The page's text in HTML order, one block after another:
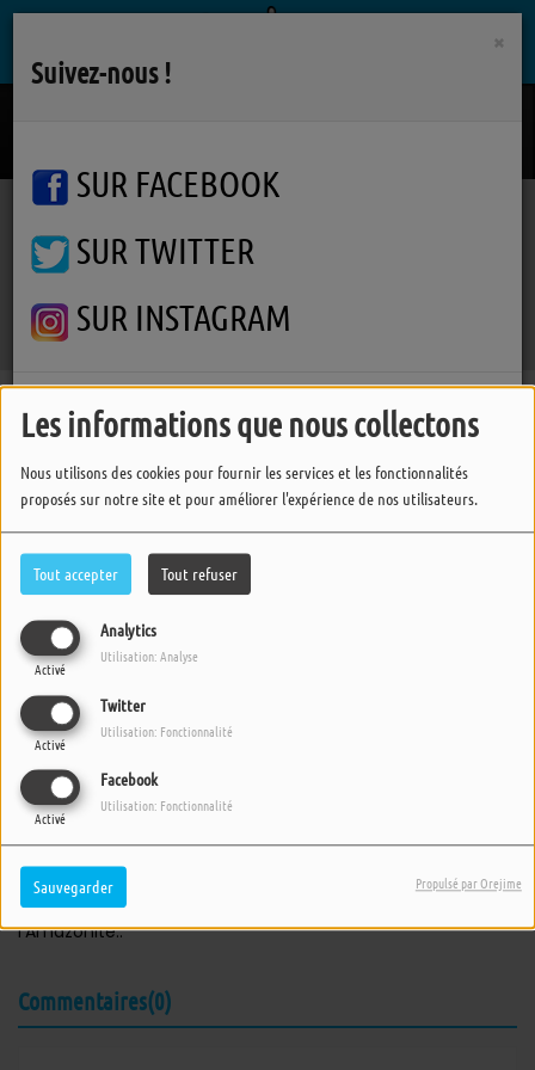
Les informations que nous collectons
Nous utilisons des cookies pour fournir les services et les fonctionnalités
proposés sur notre site et pour améliorer l'expérience de nos utilisateurs.
Tout accepter Tout refuser
Analytics
Activé
Utilisation: Analyse
Twitter
Activé
Utilisation: Fonctionnalité
Facebook
Activé
Utilisation: Fonctionnalité
Sauvegarder Propulsé par Orejime
Podcasts Graine de Cristal
Amazonite
20 AOÛT 2023 - 2476 VUES
ÉCOUTER LE PODCAST TÉLÉCHARGER LE PODCAST
Une aventure en soi est proposée avec les énergies de
l'Amazonite..
Commentaires(0)
×
Suivez-nous !
SUR FACEBOOK
SUR TWITTER
SUR INSTAGRAM